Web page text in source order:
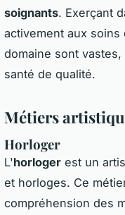
soignants. Exerçant
activement aux soins
domaine sont
santé de qualité.
Métiers
Horloger
L'horloger est un
et horloges. Ce
compréhension des